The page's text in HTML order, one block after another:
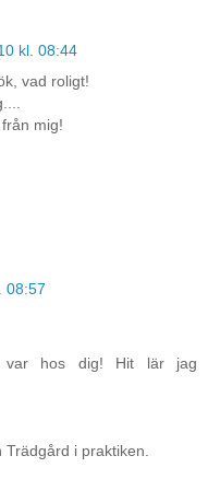
kl. 08:44
vad roligt!
mig!
08:57
var hos dig! Hit lär jag
i praktiken.